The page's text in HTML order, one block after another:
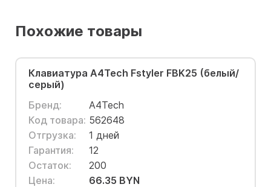
Похожие товары
Клавиатура A4Tech Fstyler FBK25 (белый/
серый)
Бренд:
A4Tech
Код товара: 562648
Отгрузка:
1 дней
Гарантия:
12
Остаток:
200
Цена:
66.35 BYN